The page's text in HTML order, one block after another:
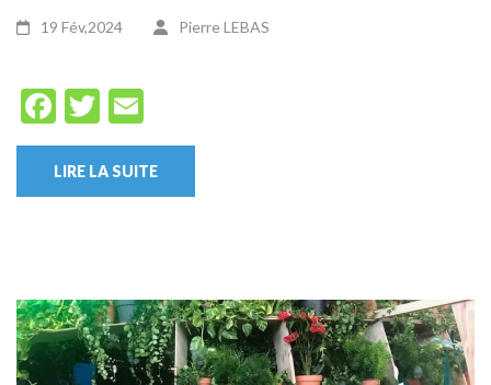
19 Fév,2024 Pierre LEBAS
Facebook
Twitter
LIRE LA SUITE